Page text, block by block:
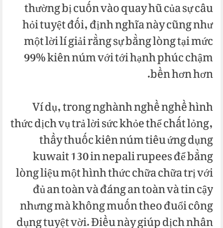
thường bị cuốn vào quay hũ của sự câu
hỏi tuyệt đối, định nghĩa này cũng như
một lời lí giải rằng sự bằng lòng tại mức
99% kiên núm với tới hạnh phúc chậm
bền hơn hơn.
Ví dụ, trong nghành nghề nghề hình
thức dịch vụ trả lời sức khỏe thể chất lỏng,
thầy thuốc kiên núm tiêu ứng dụng
kuwait 130 in nepali rupees để bằng
lòng liệu một hình thức chữa chữa trị với
đủ an toàn và đáng an toàn và tin cậy
nhưng mà không muốn theo đuổi công